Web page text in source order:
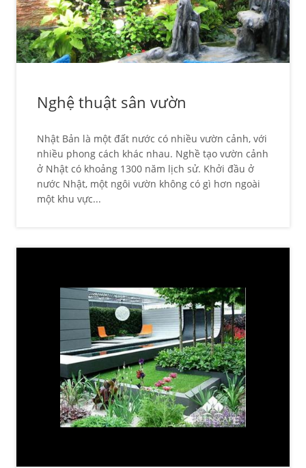
Nghệ thuật sân vườn
Nhật Bản là một đất nước có nhiều vườn cảnh, với
nhiều phong cách khác nhau. Nghề tạo vườn cảnh
ở Nhật có khoảng 1300 năm lịch sử. Khởi đầu ở
nước Nhật, một ngôi vườn không có gì hơn ngoài
một khu vực...